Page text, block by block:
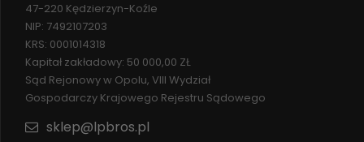
47-220 Kędzierzyn-Koźle
NIP: 7492107203
KRS: 0001014318
Kapitał zakładowy: 50 000,00 ZŁ
Sąd Rejonowy w Opolu, VIII Wydział
Gospodarczy Krajowego Rejestru Sądowego
sklep@lpbros.pl